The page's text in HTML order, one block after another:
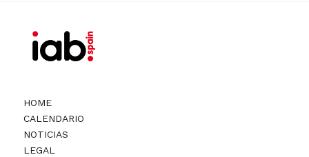
HOME
CALENDARIO
NOTICIAS
LEGAL